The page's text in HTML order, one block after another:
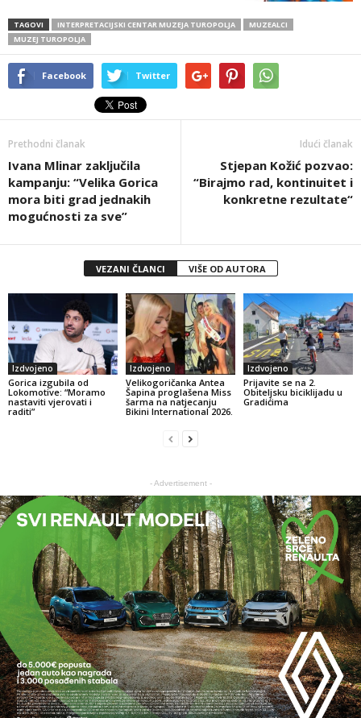
TAGOVI INTERPRETACIJSKI CENTAR MUZEJA TUROPOLJA
MUZEALCI
MUZEJ TUROPOLJA
Facebook Twitter
Prethodni članak
Ivana Mlinar zaključila
kampanju: “Velika Gorica
mora biti grad jednakih
mogućnosti za sve”
Idući članak
Stjepan Kožić pozvao:
“Birajmo rad, kontinuitet i
konkretne rezultate“
VEZANI ČLANCI VIŠE OD AUTORA
Izdvojeno
Gorica izgubila od
Lokomotive: “Moramo
nastaviti vjerovati i
raditi”
Izdvojeno
Velikogoričanka Antea
Šapina proglašena Miss
šarma na natjecanju
Bikini International 2026.
Izdvojeno
Prijavite se na 2.
Obiteljsku biciklijadu u
Gradićima
- Advertisement -